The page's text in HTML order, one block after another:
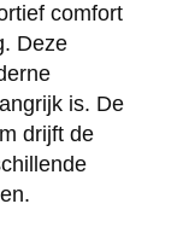
comfort
Deze
is. De
drijft de